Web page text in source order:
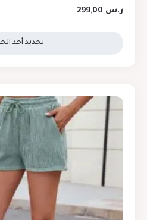
ر.س
تحديد أحد